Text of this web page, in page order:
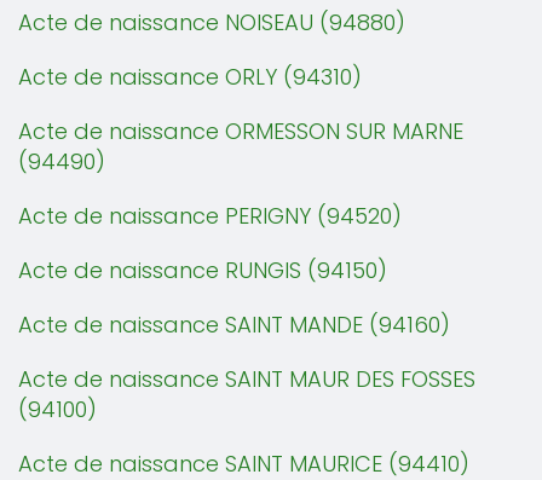
Acte de naissance NOISEAU (94880)
Acte de naissance ORLY (94310)
Acte de naissance ORMESSON SUR MARNE
(94490)
Acte de naissance PERIGNY (94520)
Acte de naissance RUNGIS (94150)
Acte de naissance SAINT MANDE (94160)
Acte de naissance SAINT MAUR DES FOSSES
(94100)
Acte de naissance SAINT MAURICE (94410)